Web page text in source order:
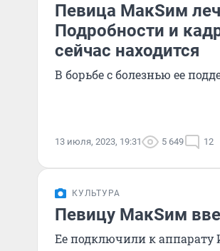
Певица МакSим
Подробности и
сейчас находится
В борьбе с болезнью ее
13 июля, 2023, 19:31 5 649 12
КУЛЬТУРА
Певицу МакSим
Ее подключили к аппарату